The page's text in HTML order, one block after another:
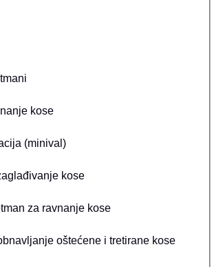
kose
(minival)
kose
za ravnanje kose
oštećene i tretirane kose